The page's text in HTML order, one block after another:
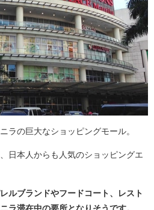
ラの巨大なショッピングモール。
日本人からも人気のショッピングエ
ルブランドやフードコート、レスト